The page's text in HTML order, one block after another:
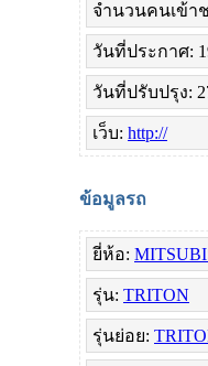
จำนวนคนเข้า
วันที่ประกาศ:
วันที่ปรับปรุง:
เว็บ: http://
ข้อมูลรถ
ยี่ห้อ:
รุ่น: TRITON
รุ่นย่อย: